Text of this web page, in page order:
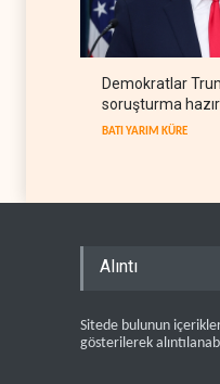
Demokratlar
soruşturma
BATI YARIM KÜRE
Alıntı
Sitede bulunun
gösterilerek